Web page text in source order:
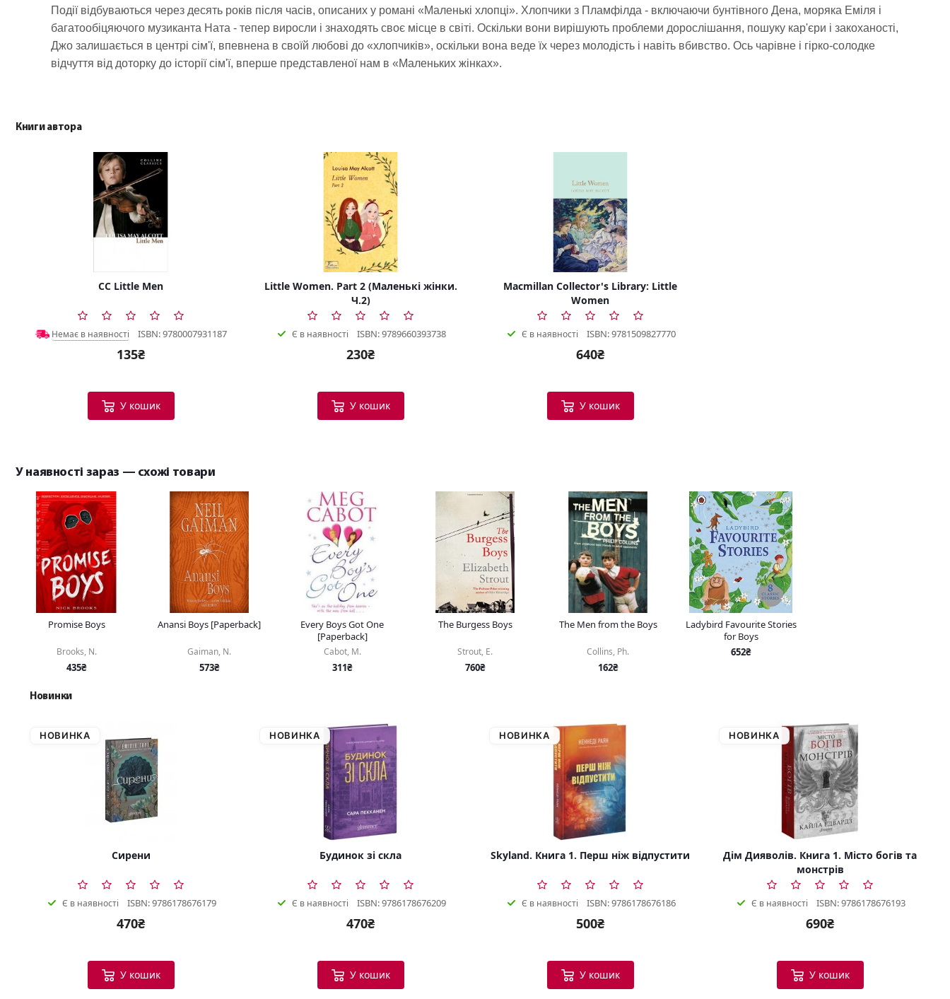
Події відбуваються через десять років після часів, описаних у романі «Маленькі хлопці». Хлопчики з Пламфілда - включаючи бунтівного Дена, моряка Еміля і
багатообіцяючого музиканта Ната - тепер виросли і знаходять своє місце в світі. Оскільки вони вирішують проблеми дорослішання, пошуку кар'єри і закоханості,
Джо залишається в центрі сім'ї, впевнена в своїй любові до «хлопчиків», оскільки вона веде їх через молодість і навіть вбивство. Ось чарівне і гірко-солодке
відчуття від доторку до історії сім'ї, вперше представленої нам в «Маленьких жінках».
Книги автора
CC Little Men
Немає в наявності ISBN: 9780007931187
135₴
У кошик
Little Women. Part 2 (Маленькі жінки.
Ч.2)
Є в наявності ISBN: 9789660393738
230₴
У кошик
Macmillan Collector's Library: Little
Women
Є в наявності ISBN: 9781509827770
640₴
У кошик
У наявності зараз — схожі товари
Promise Boys
Brooks, N.
435₴
Anansi Boys [Paperback]
Gaiman, N.
573₴
Every Boys Got One
[Paperback]
Cabot, M.
311₴
The Burgess Boys
Strout, E.
760₴
The Men from the Boys
Collins, Ph.
162₴
Ladybird Favourite Stories
for Boys
652₴
Новинки
НОВИНКА
Сирени
Є в наявності ISBN: 9786178676179
470₴
У кошик
НОВИНКА
Будинок зі скла
Є в наявності ISBN: 9786178676209
470₴
У кошик
НОВИНКА
Skyland. Книга 1. Перш ніж відпустити
Є в наявності ISBN: 9786178676186
500₴
У кошик
НОВИНКА
Дім Дияволів. Книга 1. Місто богів та
монстрів
Є в наявності ISBN: 9786178676193
690₴
У кошик